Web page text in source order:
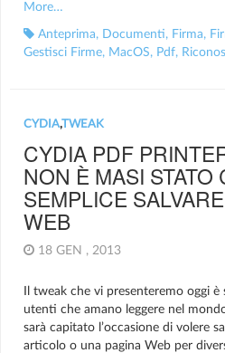
More…
Anteprima, Documenti, Firma,
Gestisci Firme, MacOS, Pdf,
CYDIA,TWEAK
CYDIA PDF
NON È MASI STATO
SEMPLICE
WEB
18 GEN , 2013
Il tweak che vi presenteremo oggi
utenti che amano leggere nel
sarà capitato l’occasione di volere
articolo o una pagina Web per